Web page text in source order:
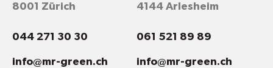
8001 Zürich
044 271 30 30
info@mr-green.ch
4144 Arlesheim
061 521 89 89
info@mr-green.ch